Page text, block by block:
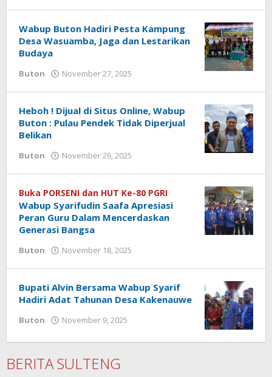
Wabup Buton Hadiri Pesta Kampung
Desa Wasuamba, Jaga dan Lestarikan
Budaya
Buton November 27, 2025
Heboh ! Dijual di Situs Online, Wabup
Buton : Pulau Pendek Tidak Diperjual
Belikan
Buton November 26, 2025
Buka PORSENI dan HUT Ke-80 PGRI
Wabup Syarifudin Saafa Apresiasi
Peran Guru Dalam Mencerdaskan
Generasi Bangsa
Buton November 18, 2025
Bupati Alvin Bersama Wabup Syarif
Hadiri Adat Tahunan Desa Kakenauwe
Buton November 9, 2025
Loho
BERITA SULTENG